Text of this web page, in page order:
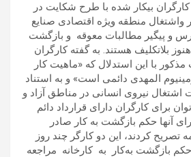
کارگران بیکار شده با طرح شکایت در
واشتغال منطقه ویژه اقتصادی صنایع
و پیگیر مطالبات معوقه و بازگشت
بلاتکلیف هستند. به گفته کارگران
با این استدلال که «ماهیت کار
المهدی دائمی است» و به استناد
۱۳ مقررات اشتغال نیروی انسانی در مناطق آزاد و
برای کارگران دارای قرارداد دائم
آنها حکم بازگشت به کار صادر
تصریح کردند، این دو کارگر چند روز
بازگشت به‌کار به کارخانه مراجعه